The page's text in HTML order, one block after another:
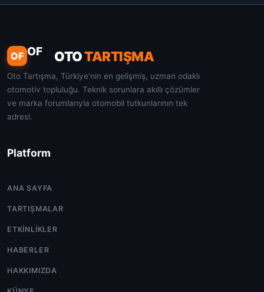
OF OF OTOTARTIŞMA
Oto Tartışma, Türkiye'nin en gelişmiş, uzman odaklı
otomotiv topluluğu. Teknik sorunlara akıllı çözümler
ve marka forumlarıyla otomobil tutkunlarının tek
adresi.
Platform
ANA SAYFA
TARTIŞMALAR
ETKINLIKLER
HABERLER
HAKKIMIZDA